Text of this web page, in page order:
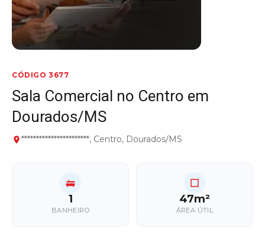
CÓDIGO 3677
Sala Comercial no Centro em
Dourados/MS
***********************, Centro, Dourados/MS
1
BANHEIRO
47m²
ÁREA ÚTIL